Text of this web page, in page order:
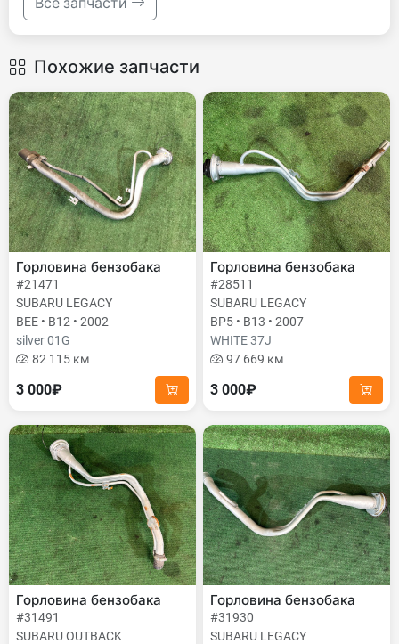
Похожие запчасти
Горловина бензобака
#21471
SUBARU LEGACY
BEE • B12 • 2002
silver 01G
82 115 км
3 000₽
Горловина бензобака
#28511
SUBARU LEGACY
BP5 • B13 • 2007
WHITE 37J
97 669 км
3 000₽
Горловина бензобака
#31491
SUBARU OUTBACK
Горловина бензобака
#31930
SUBARU LEGACY